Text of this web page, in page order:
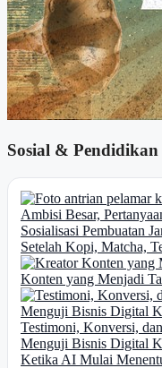
Sosial & Pendidikan
Ambisi Besar,
Sosialisasi Pembuatan
Setelah Kopi, Matcha,
Konten yang Menjadi
Testimoni, Konversi,
Menguji Bisnis Digital
Ketika AI Mulai